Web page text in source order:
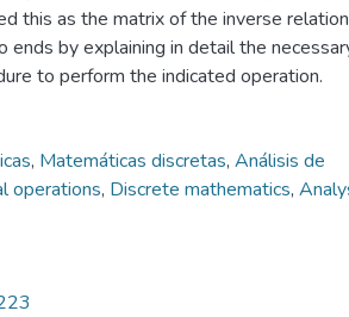
this as the matrix of the inverse
ends by explaining in detail the
to perform the indicated operation.
, Matemáticas discretas, Análisis de
operations, Discrete mathematics,